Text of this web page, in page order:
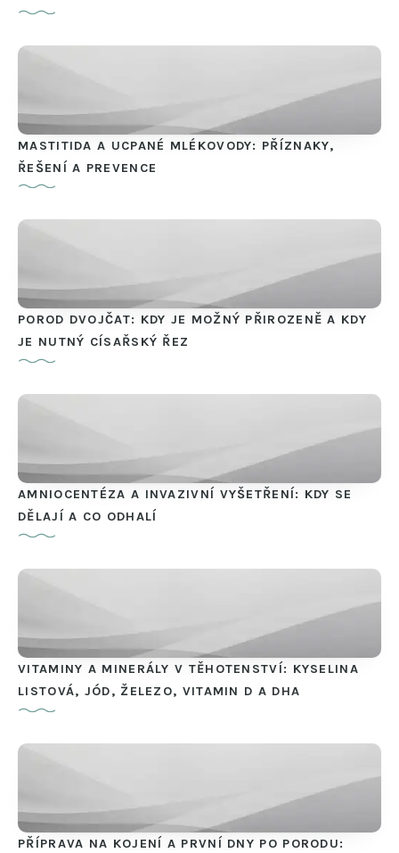
MASTITIDA A UCPANÉ MLÉKOVODY: PŘÍZNAKY,
ŘEŠENÍ A PREVENCE
POROD DVOJČAT: KDY JE MOŽNÝ PŘIROZENĚ A KDY
JE NUTNÝ CÍSAŘSKÝ ŘEZ
AMNIOCENTÉZA A INVAZIVNÍ VYŠETŘENÍ: KDY SE
DĚLAJÍ A CO ODHALÍ
VITAMINY A MINERÁLY V TĚHOTENSTVÍ: KYSELINA
LISTOVÁ, JÓD, ŽELEZO, VITAMIN D A DHA
PŘÍPRAVA NA KOJENÍ A PRVNÍ DNY PO PORODU: